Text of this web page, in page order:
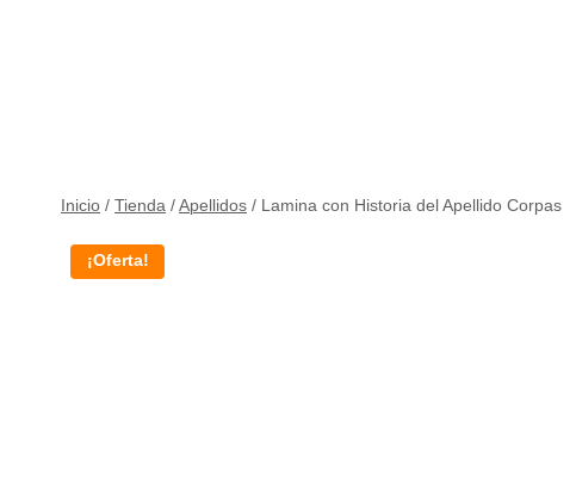
Inicio / Tienda / Apellidos / Lamina con Historia del Apellido Corpas
¡Oferta!